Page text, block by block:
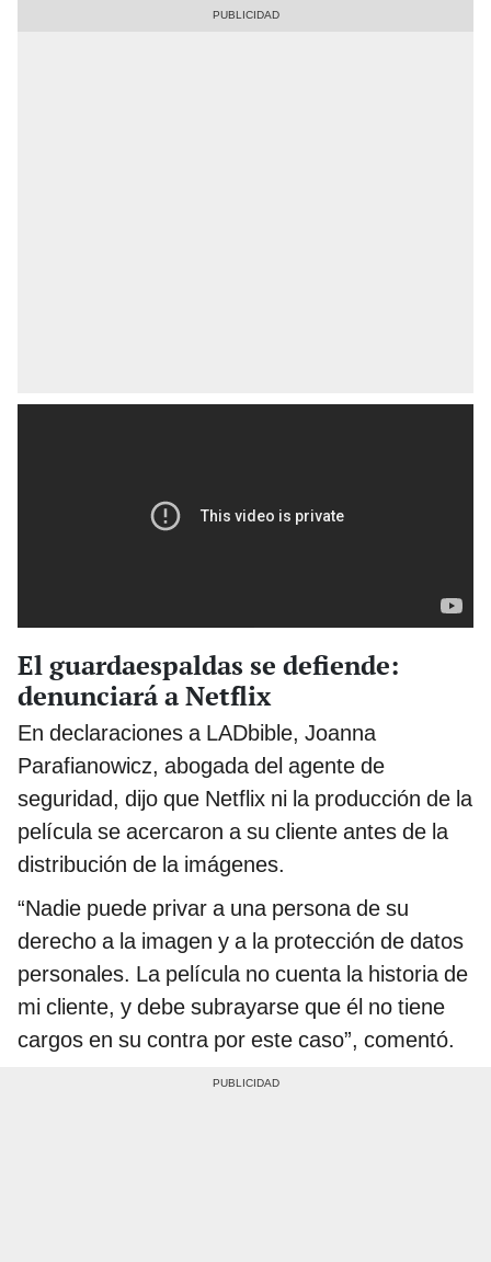
El guardaespaldas se defiende:
denunciará a Netflix
En declaraciones a LADbible, Joanna
Parafianowicz, abogada del agente de
seguridad, dijo que Netflix ni la producción de la
película se acercaron a su cliente antes de la
distribución de la imágenes.
“Nadie puede privar a una persona de su
derecho a la imagen y a la protección de datos
personales. La película no cuenta la historia de
mi cliente, y debe subrayarse que él no tiene
cargos en su contra por este caso”, comentó.